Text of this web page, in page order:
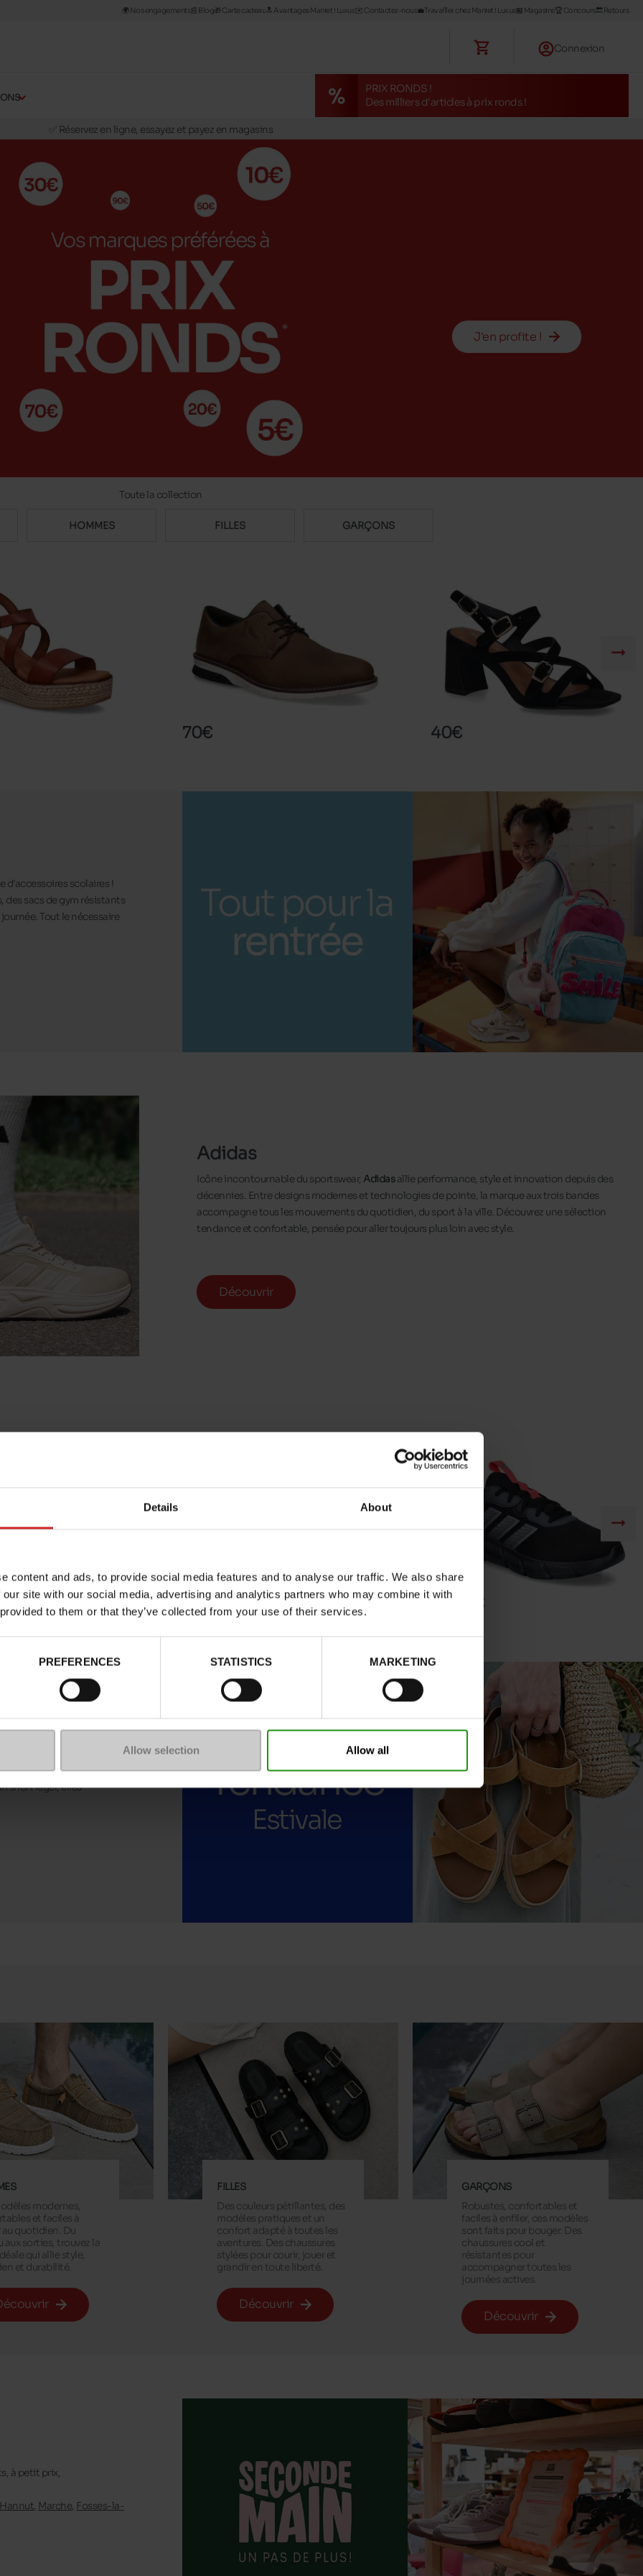
Details About
content and ads, to provide social media features and to analyse our traffic. We also share
site with our social media, advertising and analytics partners who may combine it with
to them or that they’ve collected from your use of their services.
PREFERENCES STATISTICS MARKETING
Allow selection Allow all
🌍 Nos engagements📰​ Blog🎁 Carte cadeau🔝 Avantages Maniet ! Luxus✉️ Contactez-nous💼Travailler chez Maniet ! Luxus🏪 Magasins🏆 Concours🔙 Retours
Connexion
PRIX RONDS !
Des milliers d'articles à prix ronds !
🏪 28 magasins en Belgique et au Luxembourg
📦 Livraison à domicile gratuite dés 39€ d'achats
🚛 Livraison gratuite en magasins
J'en profite !
Toute la collection
HOMMES FILLES GARÇONS
70€
TAWNIE1
40€
scolaires !
des sacs de gym résistants
Tout le nécessaire
Adidas
Icône incontournable du sportswear, Adidasallie performance, style et innovation depuis des
décennies. Entre designs modernes et technologies de pointe, la marque aux trois bandes
accompagne tous les mouvements du quotidien, du sport à la ville. Découvrez une sélection
tendance et confortable, pensée pour aller toujours plus loin avec style.
Découvrir
CLOUDFOAM 4
ADIDAS
49,99€
CLOUDFOAM 6
ADIDAS
49,99€
pour sublimer vos
brides apportent
short léger, elles
modernes,
et faciles à
quotidien. Du
aux sorties, trouvez la
qui allie style,
et durabilité.
FILLES
Des couleurs pétillantes, des
modèles pratiques et un
confort adapté à toutes les
aventures. Des chaussures
stylées pour courir, jouer et
grandir en toute liberté.
Découvrir
GARÇONS
Robustes, confortables et
faciles à enfiler, ces modèles
sont faits pour bouger. Des
chaussures cool et
résistantes pour
accompagner toutes les
journées actives.
Découvrir
à petit prix,
Hannut, Marche, Fosses-la-